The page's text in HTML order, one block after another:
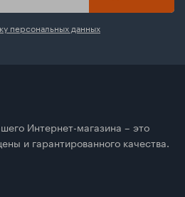
персональных данных
Интернет-магазина – это
и гарантированного качества.